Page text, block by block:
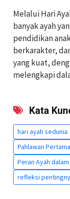
Melalui Hari
banyak ayah
pendidikan
berkarakter,
yang kuat,
melengkapi
Kata
hari ayah sedunia
Pahlawan
Peran Ayah
refleksi